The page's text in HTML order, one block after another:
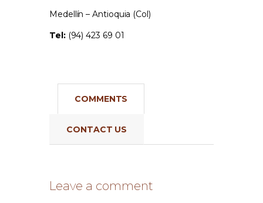
Medellín – Antioquia (Col)
Tel:(94) 423 69 01
COMMENTS
CONTACT US
Leave a comment